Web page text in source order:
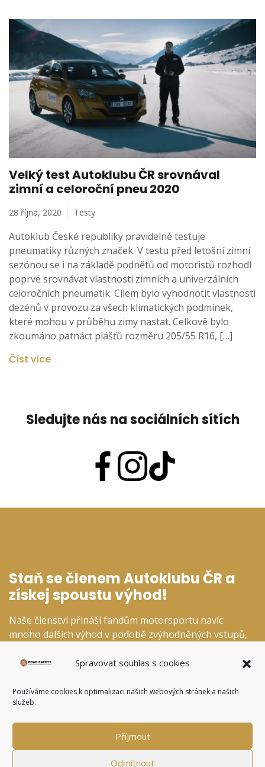
Spravovat souhlas s cookies
Používáme cookies k optimalizaci našich webových stránek a našich
služeb.
Příjmout
Odmítnout
Velký test Autoklubu ČR srovnával
zimní a celoroční pneu 2020
28 října, 2020 Testy
Autoklub České republiky pravidelně testuje
pneumatiky různých značek. V testu před letošní zimní
sezónou se i na základě podnětů od motoristů rozhodl
poprvé srovnávat vlastnosti zimních a univerzálních
celoročních pneumatik. Cílem bylo vyhodnotit vlastnosti
dezénů v provozu za všech klimatických podmínek,
které mohou v průběhu zimy nastat. Celkově bylo
zkoumáno patnáct plášťů rozměru 205/55 R16, […]
Číst více
Sledujte nás na sociálních sítích
Staň se členem Autoklubu ČR a
získej spoustu výhod!
Naše členství přináší fandům motorsportu navíc
mnoho dalších výhod v podobě zvýhodněných vstupů,
kategoriích.
CHCI SE STÁT ČLENEM